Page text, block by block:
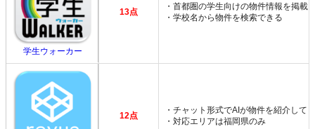
学生ウォーカー
13点
・首都圏の学生向けの物件情報を掲載
・学校名から物件を検索できる
12点
・チャット形式でAIが物件を紹介して
・対応エリアは福岡県のみ